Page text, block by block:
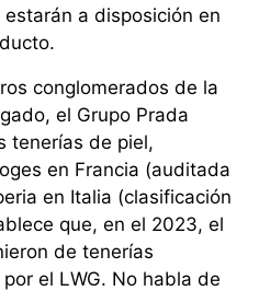
a disposición en
conglomerados de la
el Grupo Prada
tenerías de piel,
en Francia (auditada
en Italia (clasificación
que, en el 2023, el
de tenerías
el LWG. No habla de